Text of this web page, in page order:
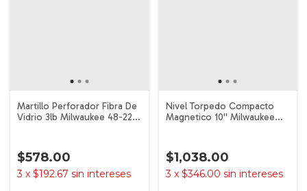
Martillo Perforador Fibra De
Vidrio 3lb Milwaukee 48-22-
$578.00
3 x $192.67 sin intereses
Nivel Torpedo Compacto
Magnetico 10'' Milwaukee
$1,038.00
3 x $346.00 sin intereses